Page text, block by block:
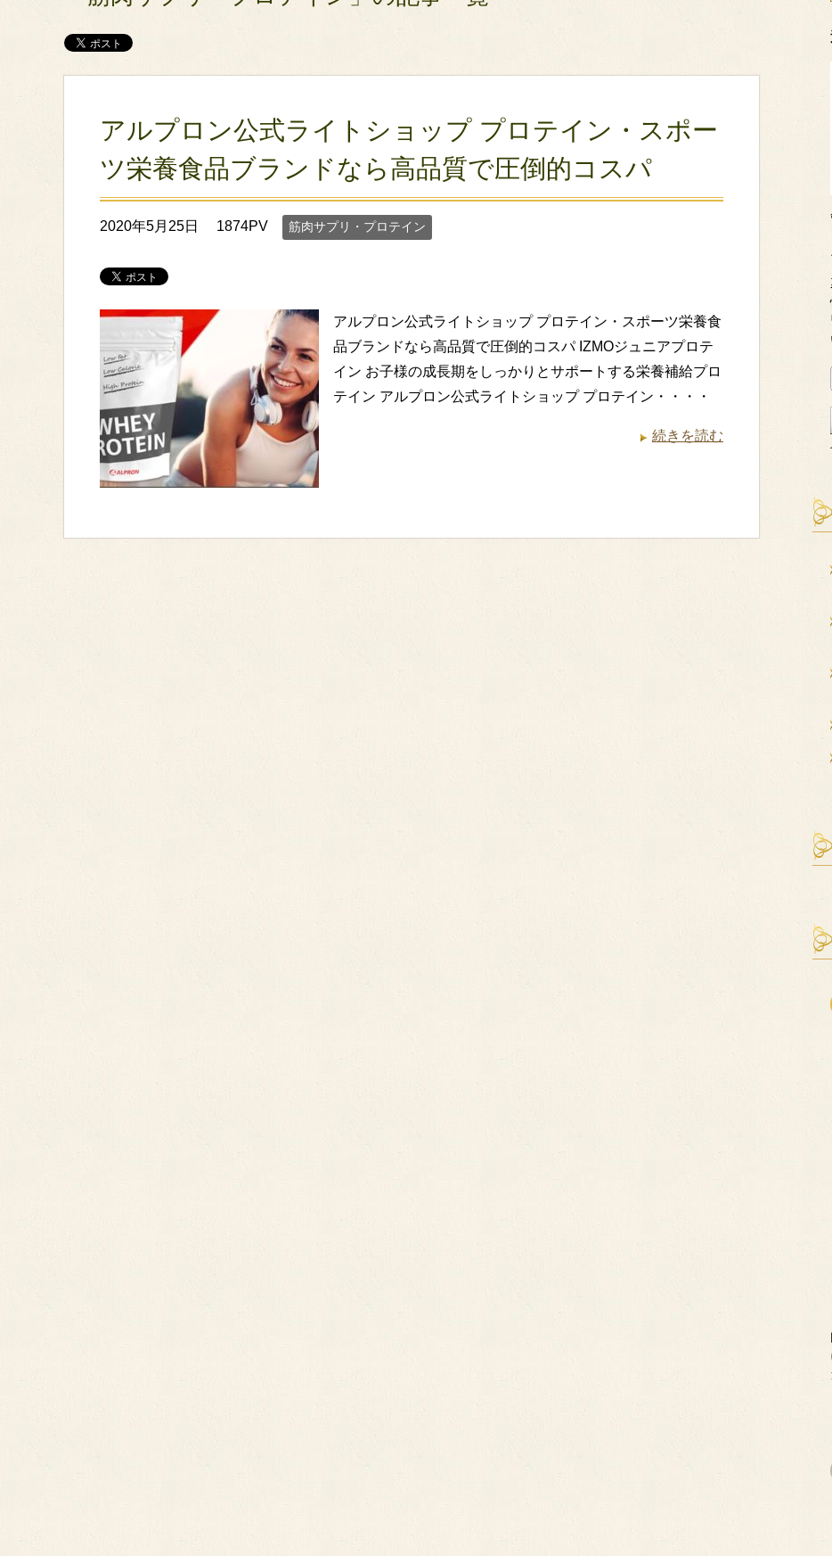
アルプロン公式ライトショップ プロテイン・スポー
ツ栄養食品ブランドなら高品質で圧倒的コスパ
2020年5月25日 1874PV 筋肉サプリ・プロテイン
アルプロン公式ライトショップ プロテイン・スポーツ栄養食
品ブランドなら高品質で圧倒的コスパ IZMOジュニアプロテ
イン お子様の成長期をしっかりとサポートする栄養補給プロ
テイン アルプロン公式ライトショップ プロテイン・・・・
続きを読む